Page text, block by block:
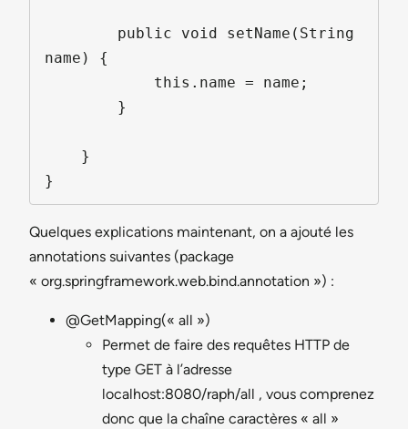
name) {
Quelques explications maintenant, on a ajouté les
annotations suivantes (package
« org.springframework.web.bind.annotation ») :
@GetMapping(« all »)
Permet de faire des requêtes HTTP de
type GET à l’adresse
localhost:8080/raph/all , vous comprenez
donc que la chaîne caractères « all »